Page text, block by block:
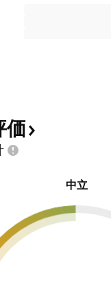
価
中立